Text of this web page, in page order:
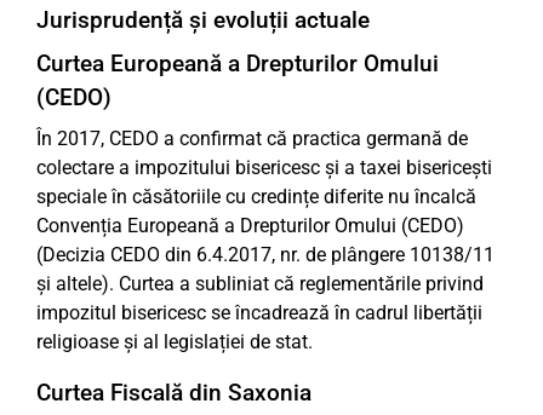
Jurisprudență și evoluții actuale
Curtea Europeană a Drepturilor Omului
(CEDO)
În 2017, CEDO a confirmat că practica germană de
colectare a impozitului bisericesc și a taxei bisericești
speciale în căsătoriile cu credințe diferite nu încalcă
Convenția Europeană a Drepturilor Omului (CEDO)
(Decizia CEDO din 6.4.2017, nr. de plângere 10138/11
și altele). Curtea a subliniat că reglementările privind
impozitul bisericesc se încadrează în cadrul libertății
religioase și al legislației de stat.
Curtea Fiscală din Saxonia